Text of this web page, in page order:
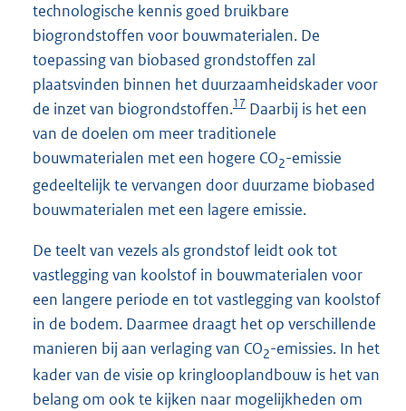
technologische kennis goed bruikbare
biogrondstoffen voor bouwmaterialen. De
toepassing van biobased grondstoffen zal
plaatsvinden binnen het duurzaamheidskader voor
de inzet van biogrondstoffen.17 Daarbij is het een
van de doelen om meer traditionele
bouwmaterialen met een hogere CO2-emissie
gedeeltelijk te vervangen door duurzame biobased
bouwmaterialen met een lagere emissie.
De teelt van vezels als grondstof leidt ook tot
vastlegging van koolstof in bouwmaterialen voor
een langere periode en tot vastlegging van koolstof
in de bodem. Daarmee draagt het op verschillende
manieren bij aan verlaging van CO2-emissies. In het
kader van de visie op kringlooplandbouw is het van
belang om ook te kijken naar mogelijkheden om